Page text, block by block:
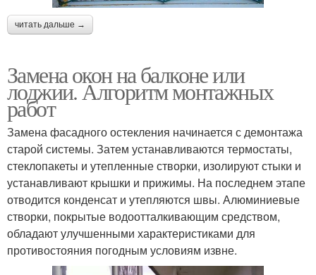
читать дальше →
Замена окон на балконе или
лоджии. Алгоритм монтажных
работ
Замена фасадного остекления начинается с демонтажа
старой системы. Затем устанавливаются термостаты,
стеклопакеты и утепленные створки, изолируют стыки и
устанавливают крышки и прижимы. На последнем этапе
отводится конденсат и утепляются швы. Алюминиевые
створки, покрытые водоотталкивающим средством,
обладают улучшенными характеристиками для
противостояния погодным условиям извне.